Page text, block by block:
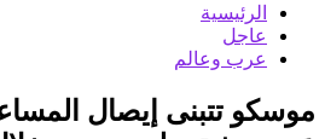
الرئيسية
عاجل
عرب وعالم
موسكو تتبنى إيصال